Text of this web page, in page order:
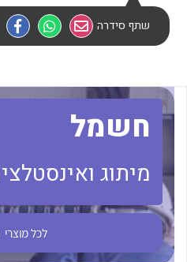
לכל מוצרי היצרן
שתף סידרה
חשמל
מיתוג
לכל מוצרי